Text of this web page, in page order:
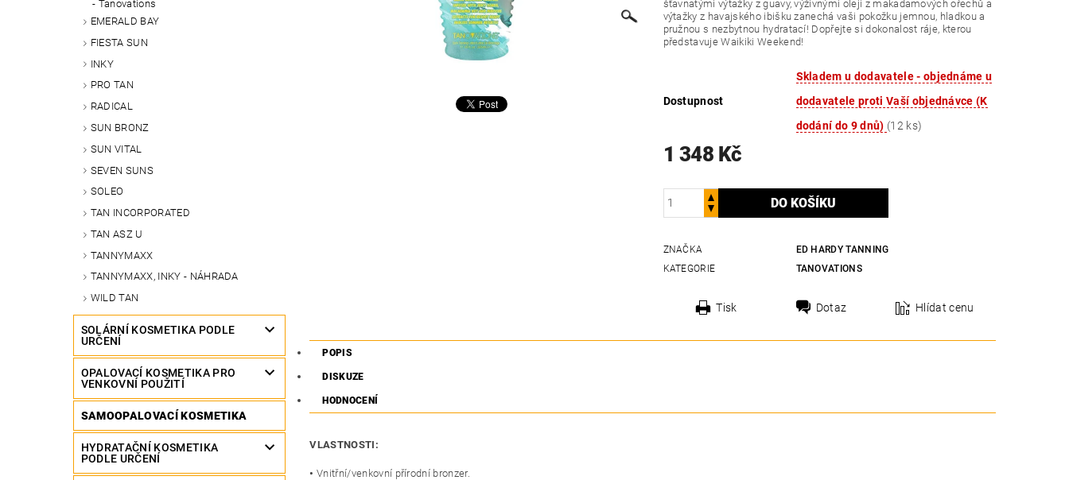
Tanovations
EMERALD BAY
FIESTA SUN
INKY
PRO TAN
RADICAL
SUN BRONZ
SUN VITAL
SEVEN SUNS
SOLEO
TAN INCORPORATED
TAN ASZ U
TANNYMAXX
TANNYMAXX, INKY - NÁHRADA
WILD TAN
SOLÁRNÍ KOSMETIKA PODLE
URČENÍ
OPALOVACÍ KOSMETIKA PRO
VENKOVNÍ POUŽITÍ
SAMOOPALOVACÍ KOSMETIKA
HYDRATAČNÍ KOSMETIKA
PODLE URČENÍ
šťavnatými výtažky z guavy, výživnými oleji z makadamových ořechů a
výtažky z havajského ibišku zanechá vaši pokožku jemnou, hladkou a
pružnou s nezbytnou hydratací! Dopřejte si dokonalost ráje, kterou
představuje Waikiki Weekend!
Dostupnost
Skladem u dodavatele - objednáme u
dodavatele proti Vaší objednávce (K
dodání do 9 dnů) (12 ks)
1 348 Kč
ZNAČKA
ED HARDY TANNING
KATEGORIE
TANOVATIONS
Tisk Dotaz Hlídat cenu
POPIS
DISKUZE
HODNOCENÍ
VLASTNOSTI:
• Vnitřní/venkovní přírodní bronzer.